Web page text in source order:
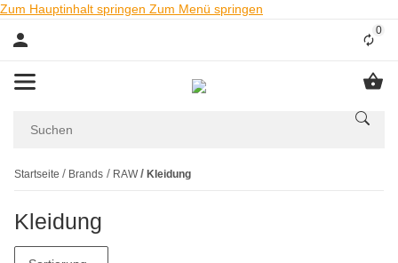
Zum Hauptinhalt springen Zum Menü springen
0
Startseite Brands RAW Kleidung
Kleidung